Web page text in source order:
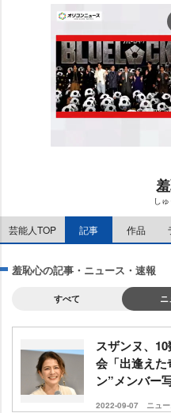
し
芸能人TOP 記事 作品
羞恥心の記事・ニュース・速報
すべて ニ
スザンヌ、
会「出逢え
ン”メンバー
2022-09-07 ニュ